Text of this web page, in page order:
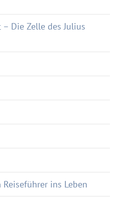
Die Zelle des Julius
ins Leben